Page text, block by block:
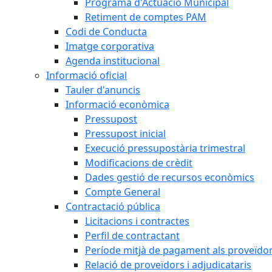
Retiment de comptes PAM
Codi de Conducta
Imatge corporativa
Agenda institucional
Informació oficial
Tauler d'anuncis
Informació econòmica
Pressupost
Pressupost inicial
Execució pressupostària trimestral
Modificacions de crèdit
Dades gestió de recursos econòmics
Compte General
Contractació pública
Licitacions i contractes
Perfil de contractant
Període mitjà de pagament als
Relació de proveïdors i adjudicataris